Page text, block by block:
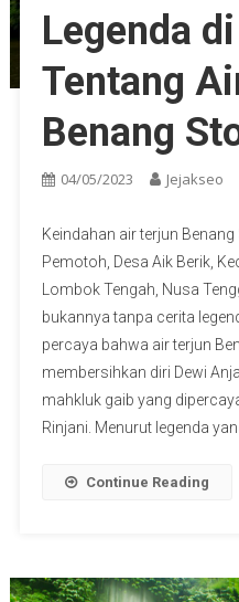
Legenda
Tentang
Benang
04/05/2023 Jejakseo
Keindahan air terjun
Pemotoh, Desa Aik Berik,
Lombok Tengah, Nusa
bukannya tanpa cerita
percaya bahwa air terjun
membersihkan diri Dewi
mahkluk gaib yang
Rinjani. Menurut legenda
Continue Reading